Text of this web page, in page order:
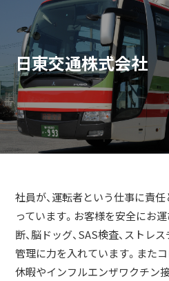
日東交通株式会社
社員が、運転者という仕事に責
っています。お客様を安全にお
断、脳ドッグ、SAS検査、ストレ
管理に力を入れています。また
休暇やインフルエンザワクチン